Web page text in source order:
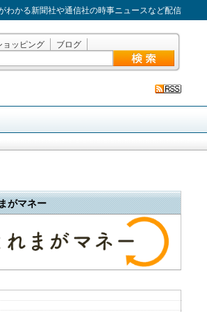
わかる新聞社や通信社の時事ニュースなど配信
ョッピング ブログ
がマネー